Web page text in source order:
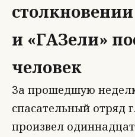
и «ГАЗели»
человек
За прошедшую
спасательный отряд
произвел